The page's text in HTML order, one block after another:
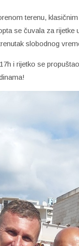
terenu,
se čuvala za rijetke
slobodnog
i rijetko se